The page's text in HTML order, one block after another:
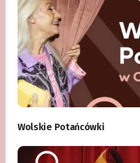
Wolskie Potańcówki